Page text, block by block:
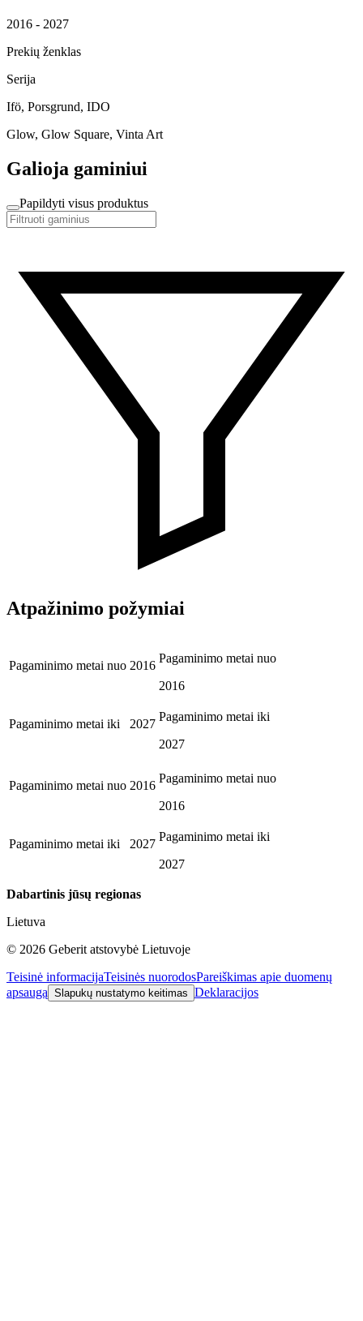
2016 - 2027
Prekių ženklas
Serija
Ifö, Porsgrund, IDO
Glow, Glow Square, Vinta Art
Galioja gaminiui
Papildyti visus produktus
Atpažinimo požymiai
Pagaminimo metai nuo 2016
Pagaminimo metai nuo
2016
Pagaminimo metai iki 2027
Pagaminimo metai iki
2027
Pagaminimo metai nuo 2016
Pagaminimo metai nuo
2016
Pagaminimo metai iki 2027
Pagaminimo metai iki
2027
Dabartinis jūsų regionas
Lietuva
© 2026 Geberit atstovybė Lietuvoje
Teisinė informacijaTeisinės nuorodosPareiškimas apie duomenų
apsaugą Slapukų nustatymo keitimas Deklaracijos